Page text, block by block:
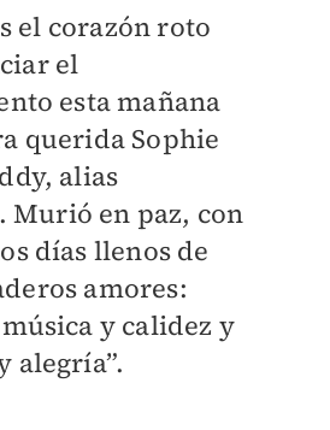
el corazón roto
el
esta mañana
querida Sophie
alias
Murió en paz, con
días llenos de
amores:
y calidez y
alegría”.